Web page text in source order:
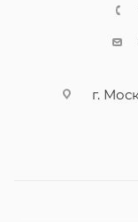
г.